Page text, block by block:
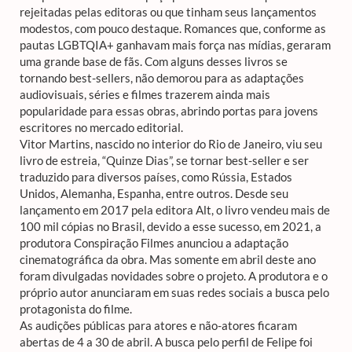
rejeitadas pelas editoras ou que tinham seus lançamentos
modestos, com pouco destaque. Romances que, conforme as
pautas LGBTQIA+ ganhavam mais força nas mídias, geraram
uma grande base de fãs. Com alguns desses livros se
tornando best-sellers, não demorou para as adaptações
audiovisuais, séries e filmes trazerem ainda mais
popularidade para essas obras, abrindo portas para jovens
escritores no mercado editorial.
Vitor Martins, nascido no interior do Rio de Janeiro, viu seu
livro de estreia, “Quinze Dias”, se tornar best-seller e ser
traduzido para diversos países, como Rússia, Estados
Unidos, Alemanha, Espanha, entre outros. Desde seu
lançamento em 2017 pela editora Alt, o livro vendeu mais de
100 mil cópias no Brasil, devido a esse sucesso, em 2021, a
produtora Conspiração Filmes anunciou a adaptação
cinematográfica da obra. Mas somente em abril deste ano
foram divulgadas novidades sobre o projeto. A produtora e o
próprio autor anunciaram em suas redes sociais a busca pelo
protagonista do filme.
As audições públicas para atores e não-atores ficaram
abertas de 4 a 30 de abril. A busca pelo perfil de Felipe foi